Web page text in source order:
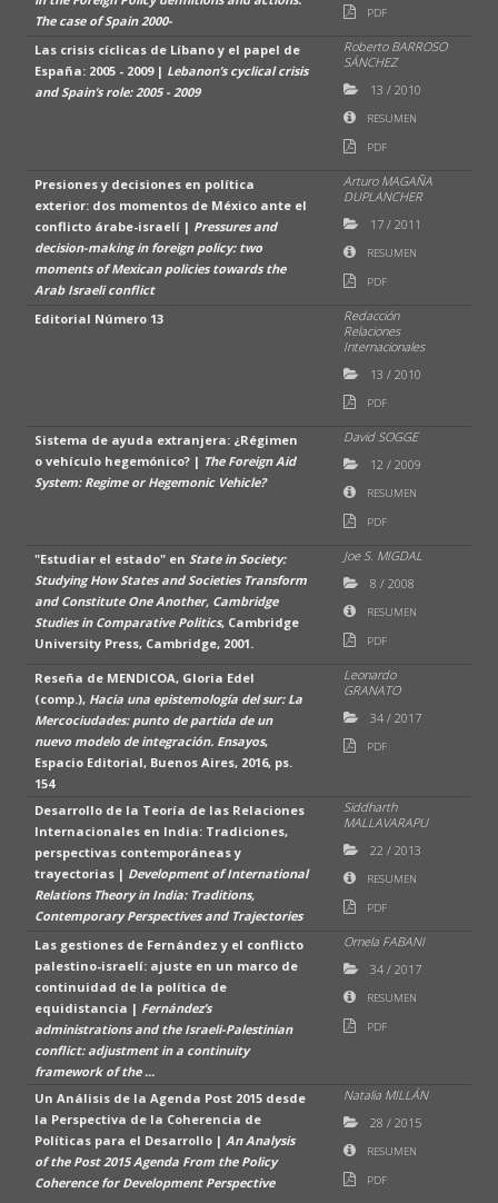
The case of Spain 2000-
PDF
Las crisis cíclicas de Líbano y el papel de
España: 2005 - 2009 | Lebanon’s cyclical crisis
and Spain’s role: 2005 - 2009
Roberto BARROSO
SÁNCHEZ
13 /2010
RESUMEN
PDF
Presiones y decisiones en política
exterior: dos momentos de México ante el
conflicto árabe-israelí | Pressures and
decision-making in foreign policy: two
moments of Mexican policies towards the
Arab Israeli conflict
Arturo MAGAÑA
DUPLANCHER
17 /2011
RESUMEN
PDF
Editorial Número 13
Redacción
Relaciones
Internacionales
13 /2010
PDF
Sistema de ayuda extranjera: ¿Régimen
o vehículo hegemónico? | The Foreign Aid
System: Regime or Hegemonic Vehicle?
David SOGGE
12 /2009
RESUMEN
PDF
"Estudiar el estado" en State in Society:
Studying How States and Societies Transform
and Constitute One Another, Cambridge
Studies in Comparative Politics, Cambridge
University Press, Cambridge, 2001.
Joe S. MIGDAL
8 /2008
RESUMEN
PDF
Reseña de MENDICOA, Gloria Edel
(comp.), Hacia una epistemología del sur: La
Mercociudades: punto de partida de un
nuevo modelo de integración. Ensayos,
Espacio Editorial, Buenos Aires, 2016, ps.
154
Leonardo
GRANATO
34 /2017
PDF
Desarrollo de la Teoría de las Relaciones
Internacionales en India: Tradiciones,
perspectivas contemporáneas y
trayectorias | Development of International
Relations Theory in India: Traditions,
Contemporary Perspectives and Trajectories
Siddharth
MALLAVARAPU
22 /2013
RESUMEN
PDF
Las gestiones de Fernández y el conflicto
palestino-israelí: ajuste en un marco de
continuidad de la política de
equidistancia | Fernández’s
administrations and the Israeli-Palestinian
conflict: adjustment in a continuity
framework of the ...
Ornela FABANI
34 /2017
RESUMEN
PDF
Un Análisis de la Agenda Post 2015 desde
la Perspectiva de la Coherencia de
Políticas para el Desarrollo | An Analysis
of the Post 2015 Agenda From the Policy
Coherence for Development Perspective
Natalia MILLÁN
28 /2015
RESUMEN
PDF